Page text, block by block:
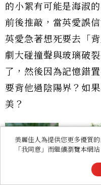
的小絮有可能是海淑
前後推敲，當英愛誤
英愛急著想死要去「
劇大碰撞聲與玻璃破
了，然後因為記憶錯
要背他過陰陽界？如
美？
美麗佳人為提供您更多優質
「我同意」而繼續瀏覽本網